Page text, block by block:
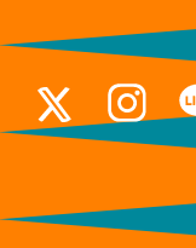
ゲ
ー
ョ